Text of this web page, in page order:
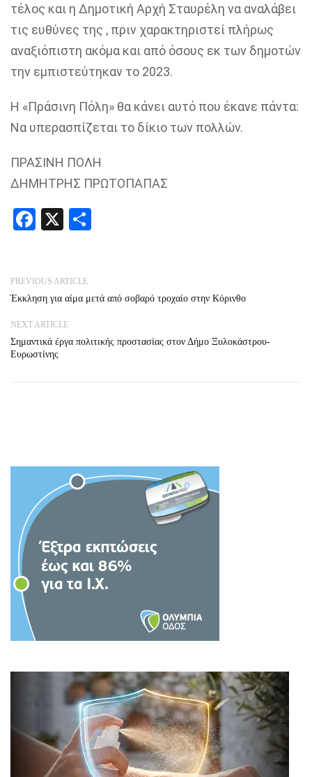
τέλος και η Δημοτική Αρχή Σταυρέλη να αναλάβει
τις ευθύνες της , πριν χαρακτηριστεί πλήρως
αναξιόπιστη ακόμα και από όσους εκ των δημοτών
την εμπιστεύτηκαν το 2023.
Η «Πράσινη Πόλη» θα κάνει αυτό που έκανε πάντα:
Να υπερασπίζεται το δίκιο των πολλών.
ΠΡΑΣΙΝΗ ΠΟΛΗ
ΔΗΜΗΤΡΗΣ ΠΡΩΤΟΠΑΠΑΣ
Facebook
X
PREVIOUS ARTICLE
Έκκληση για αίμα μετά από σοβαρό τροχαίο στην Κόρινθο
NEXT ARTICLE
Σημαντικά έργα πολιτικής προστασίας στον Δήμο Ξυλοκάστρου-
Ευρωστίνης